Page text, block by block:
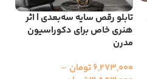
تابلو رقص سایه سه‌بعدی | اثر
هنری خاص برای دکوراسیون
مدرن
6,273,000تومان –